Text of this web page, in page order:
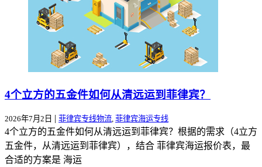
4个立方的五金件如何从清远运到菲律宾？
2026年7月2日 | 菲律宾专线物流 菲律宾海运专线
4个立方的五金件如何从清远运到菲律宾？根据的需求（4立方
五金件，从清远运到菲律宾），结合 菲律宾海运报价表，最
合适的方案是 海运